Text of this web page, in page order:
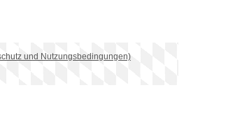
und Nutzungsbedingungen)